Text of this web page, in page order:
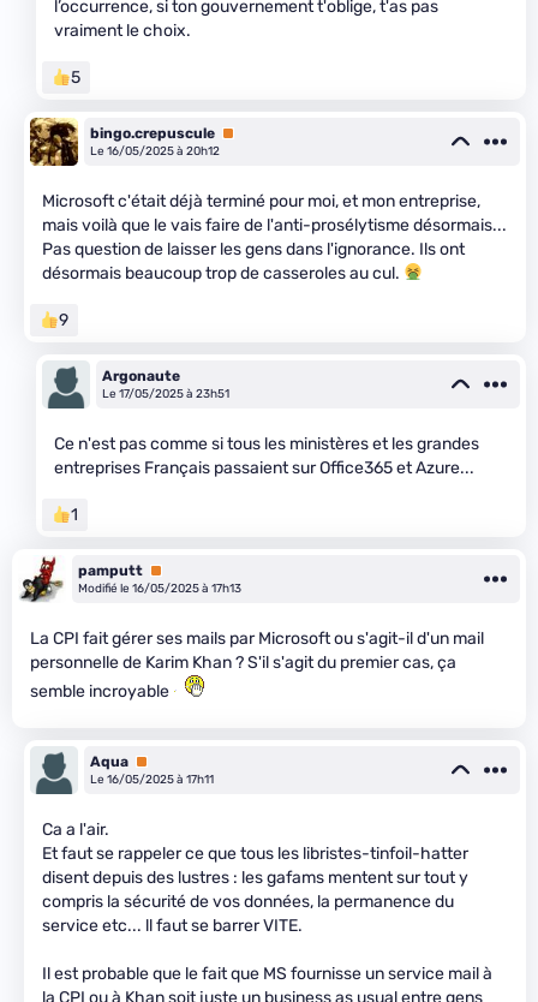
l’occurrence, si ton gouvernement t'oblige, t'as pas
vraiment le choix.
5
bingo.crepuscule Premium
Le 16/05/2025 à 20h12
Microsoft c'était déjà terminé pour moi, et mon entreprise,
mais voilà que le vais faire de l'anti-prosélytisme désormais...
Pas question de laisser les gens dans l'ignorance. Ils ont
désormais beaucoup trop de casseroles au cul.
9
Argonaute
Le 17/05/2025 à 23h51
Ce n'est pas comme si tous les ministères et les grandes
entreprises Français passaient sur Office365 et Azure...
1
pamputt Premium
Modifié le 16/05/2025 à 17h13
La CPI fait gérer ses mails par Microsoft ou s'agit-il d'un mail
personnelle de Karim Khan ? S'il s'agit du premier cas, ça
semble incroyable
Aqua Premium
Le 16/05/2025 à 17h11
Ca a l'air.
Et faut se rappeler ce que tous les libristes-tinfoil-hatter
disent depuis des lustres : les gafams mentent sur tout y
compris la sécurité de vos données, la permanence du
service etc... ll faut se barrer VITE.
Il est probable que le fait que MS fournisse un service mail à
la CPI ou à Khan soit juste un business as usual entre gens